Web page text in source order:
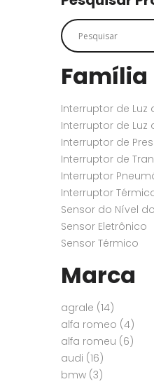
Família
Interruptor de Luz
Interruptor de Luz
Interruptor de
Interruptor de
Interruptor
Interruptor
Sensor do Nível
Sensor Eletrônico
Sensor Térmico
Marca
agrale (14)
alfa romeo (4)
alfa romeu (6)
audi (16)
bmw (3)